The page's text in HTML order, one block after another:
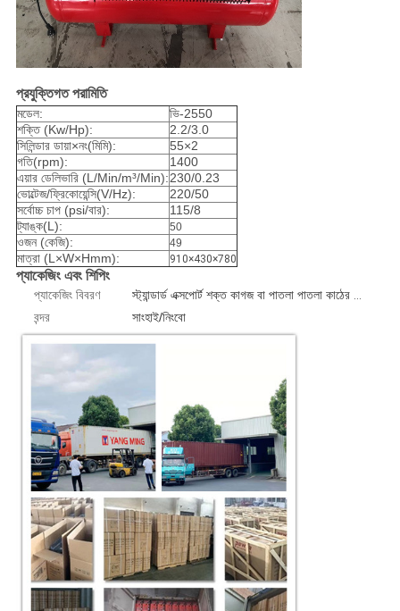
প্রযুক্তিগত পরামিতি
মডেল:
ভি-2550
শক্তি (Kw/Hp):
2.2/3.0
সিলিন্ডার ডায়া×নং(মিমি):
55×2
গতি(rpm):
1400
এয়ার ডেলিভারি (L/Min/m³/Min):230/0.23
ভোল্টেজ/ফ্রিকোয়েন্সি(V/Hz):
220/50
সর্বোচ্চ চাপ (psi/বার):
115/8
ট্যাঙ্ক(L):
50
ওজন (কেজি): 49
মাত্রা (L×W×Hmm): 910×430×780
প্যাকেজিং এবং শিপিং
প্যাকেজিং বিবরণ স্ট্যান্ডার্ড এক্সপোর্ট শক্ত কাগজ বা পাতলা পাতলা কাঠের কেস 1 পিসি/বক্স
বন্দর সাংহাই/নিংবো